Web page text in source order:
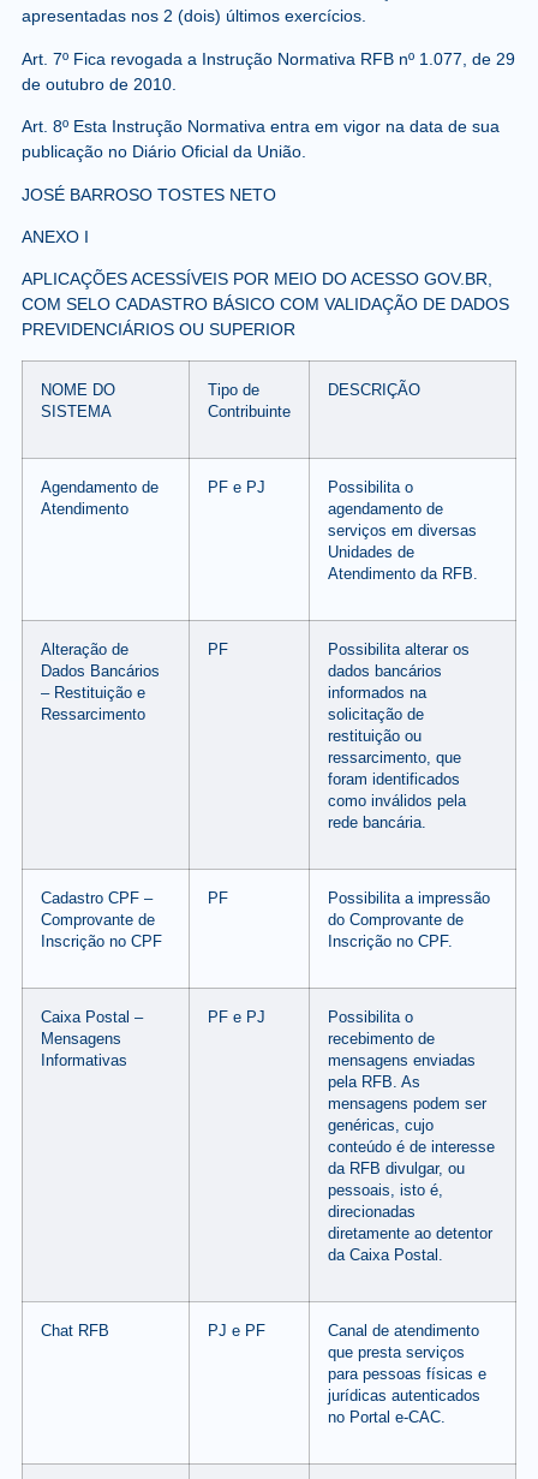
apresentadas nos 2 (dois) últimos exercícios.
Art. 7º Fica revogada a Instrução Normativa RFB nº 1.077, de 29
de outubro de 2010.
Art. 8º Esta Instrução Normativa entra em vigor na data de sua
publicação no Diário Oficial da União.
JOSÉ BARROSO TOSTES NETO
ANEXO I
APLICAÇÕES ACESSÍVEIS POR MEIO DO ACESSO GOV.BR,
COM SELO CADASTRO BÁSICO COM VALIDAÇÃO DE DADOS
PREVIDENCIÁRIOS OU SUPERIOR
NOME DO
SISTEMA
Tipo de
Contribuinte
DESCRIÇÃO
Agendamento de
Atendimento
PF e PJ
Possibilita o
agendamento de
serviços em diversas
Unidades de
Atendimento da RFB.
Alteração de
Dados Bancários
– Restituição e
Ressarcimento
PF
Possibilita alterar os
dados bancários
informados na
solicitação de
restituição ou
ressarcimento, que
foram identificados
como inválidos pela
rede bancária.
Cadastro CPF –
Comprovante de
Inscrição no CPF
PF
Possibilita a impressão
do Comprovante de
Inscrição no CPF.
Caixa Postal –
Mensagens
Informativas
PF e PJ
Possibilita o
recebimento de
mensagens enviadas
pela RFB. As
mensagens podem ser
genéricas, cujo
conteúdo é de interesse
da RFB divulgar, ou
pessoais, isto é,
direcionadas
diretamente ao detentor
da Caixa Postal.
Chat RFB PJ e PF
Canal de atendimento
que presta serviços
para pessoas físicas e
jurídicas autenticados
no Portal e-CAC.